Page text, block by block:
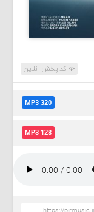
کد پخش آنلاین
MP3 320
MP3 128